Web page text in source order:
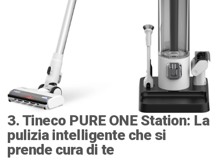
3. Tineco PURE ONE Station: La
pulizia intelligente che si
prende cura di te